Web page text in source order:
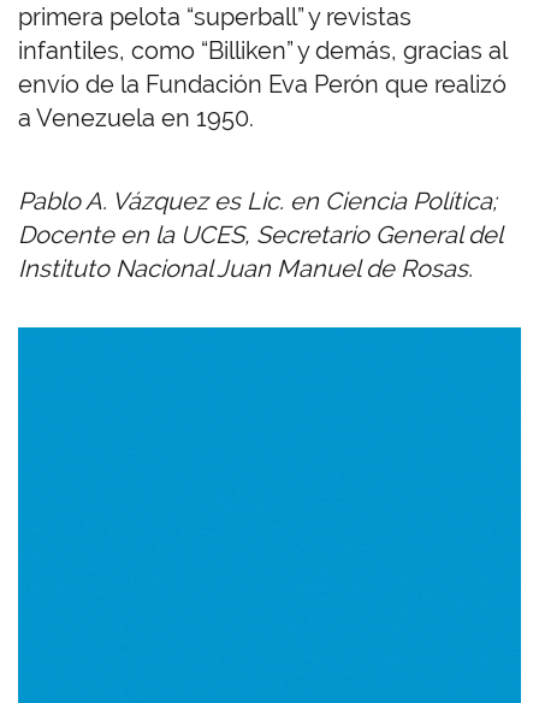
primera pelota “superball” y revistas
infantiles, como “Billiken” y demás, gracias al
envío de la Fundación Eva Perón que realizó
a Venezuela en 1950.
Pablo A. Vázquez es Lic. en Ciencia Política;
Docente en la UCES, Secretario General del
Instituto Nacional Juan Manuel de Rosas.